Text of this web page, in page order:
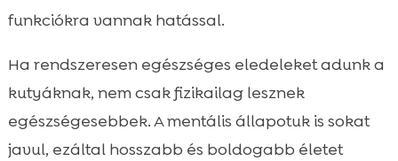
funkciókra vannak hatással.
Ha rendszeresen egészséges eledeleket adunk a
kutyáknak, nem csak fizikailag lesznek
egészségesebbek. A mentális állapotuk is sokat
javul, ezáltal hosszabb és boldogabb életet